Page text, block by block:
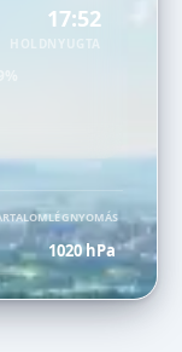
17:52
HOLDNYUGTA
LÉGNYOMÁS
1020 hPa